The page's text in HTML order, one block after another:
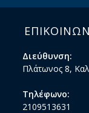
Διεύθυνση:
Πλάτωνος 8,
Τηλέφωνο:
2109513631